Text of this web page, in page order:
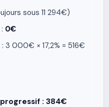
sous 11 294€)
0€
3 000€ × 17,2% = 516€
: 384€